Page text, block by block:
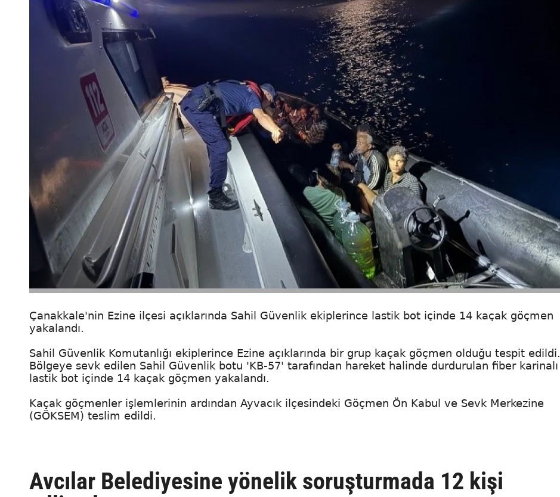
Çanakkale'nin Ezine ilçesi açıklarında Sahil Güvenlik ekiplerince lastik bot içinde 14 kaçak göçmen
yakalandı.
Sahil Güvenlik Komutanlığı ekiplerince Ezine açıklarında bir grup kaçak göçmen olduğu tespit edildi.
Bölgeye sevk edilen Sahil Güvenlik botu 'KB-57' tarafından hareket halinde durdurulan fiber karinalı
lastik bot içinde 14 kaçak göçmen yakalandı.
Kaçak göçmenler işlemlerinin ardından Ayvacık ilçesindeki Göçmen Ön Kabul ve Sevk Merkezine
(GÖKSEM) teslim edildi.
Avcılar Belediyesine yönelik soruşturmada 12 kişi